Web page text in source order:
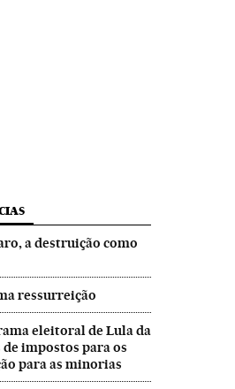
a destruição como
ressurreição
eleitoral de Lula da
impostos para os
para as minorias